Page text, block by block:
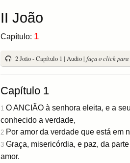
II João
Capítulo: 1
2 João - Capítulo 1 | Audio | faça o click para
Capítulo 1
1 O ANCIÃO à senhora eleita, e a
conhecido a verdade,
2 Por amor da verdade que está em
3 Graça, misericórdia, e paz, da
amor.